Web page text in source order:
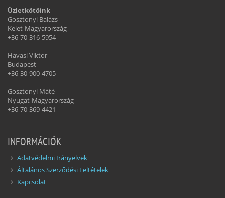
Üzletkötőink
Gosztonyi Balázs
Kelet-Magyarország
+36-70-316-5954
Havasi Viktor
Budapest
+36-30-900-4705
Gosztonyi Máté
Nyugat-Magyarország
+36-70-369-4421
INFORMÁCIÓK
Adatvédelmi Irányelvek
Általános Szerződési Feltételek
Kapcsolat